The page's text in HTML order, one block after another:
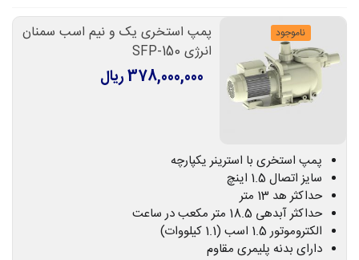
ناموجود
پمپ استخری یک و نیم اسب سمنان
انرژی SFP-150
378,000,000 ریال
پمپ استخری با استرینر یکپارچه
سایز اتصال 1.5 اینچ
حداکثر هد 13 متر
حداکثر آبدهی 18.5 متر مکعب در ساعت
الکتروموتور 1.5 اسب (1.1 کیلووات)
دارای بدنه پلیمری مقاوم